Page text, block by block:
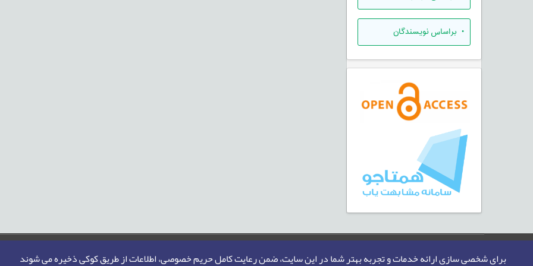
برای شخصی سازی ارائه خدمات و تجربه بهتر شما در این سایت، ضمن رعایت کامل حریم خصوصی، اطلاعات از طریق کوکی ذخیره می شوند
• براساس نویسندگان